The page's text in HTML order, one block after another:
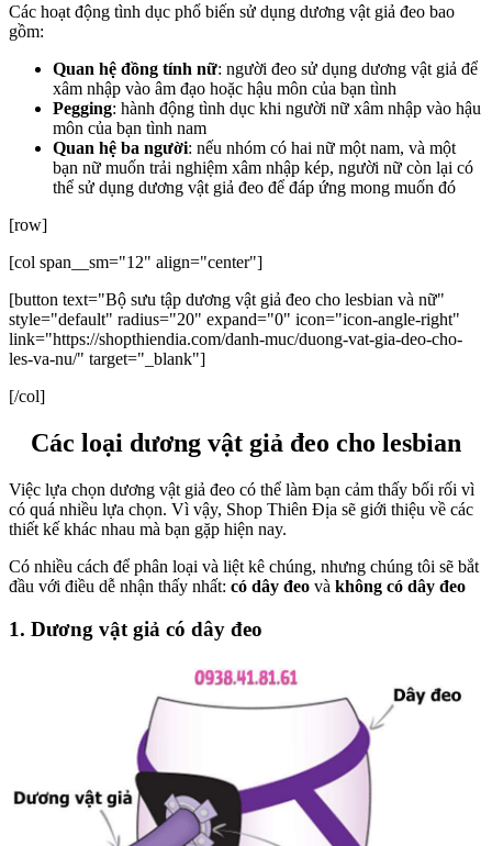
Các hoạt động tình dục phổ biến sử dụng dương vật giả đeo bao
gồm:
Quan hệ đồng tính nữ: người đeo sử dụng dương vật giả để
xâm nhập vào âm đạo hoặc hậu môn của bạn tình
Pegging: hành động tình dục khi người nữ xâm nhập vào hậu
môn của bạn tình nam
Quan hệ ba người: nếu nhóm có hai nữ một nam, và một
bạn nữ muốn trải nghiệm xâm nhập kép, người nữ còn lại có
thể sử dụng dương vật giả đeo để đáp ứng mong muốn đó
[row]
[col span__sm="12" align="center"]
[button text="Bộ sưu tập dương vật giả đeo cho lesbian và nữ"
style="default" radius="20" expand="0" icon="icon-angle-right"
link="https://shopthiendia.com/danh-muc/duong-vat-gia-deo-cho-
les-va-nu/" target="_blank"]
[/col]
Các loại dương vật giả đeo cho lesbian
Việc lựa chọn dương vật giả đeo có thể làm bạn cảm thấy bối rối vì
có quá nhiều lựa chọn. Vì vậy, Shop Thiên Địa sẽ giới thiệu về các
thiết kế khác nhau mà bạn gặp hiện nay.
Có nhiều cách để phân loại và liệt kê chúng, nhưng chúng tôi sẽ bắt
đầu với điều dễ nhận thấy nhất: có dây đeo và không có dây đeo
1. Dương vật giả có dây đeo